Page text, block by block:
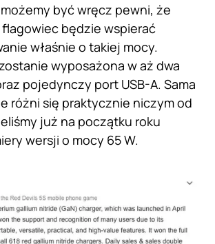
możemy być wręcz pewni, że
będzie wspierać
właśnie o takiej mocy.
wyposażona w aż dwa
pojedynczy port USB-A. Sama
różni się praktycznie niczym od
już na początku roku
wersji o mocy 65 W.